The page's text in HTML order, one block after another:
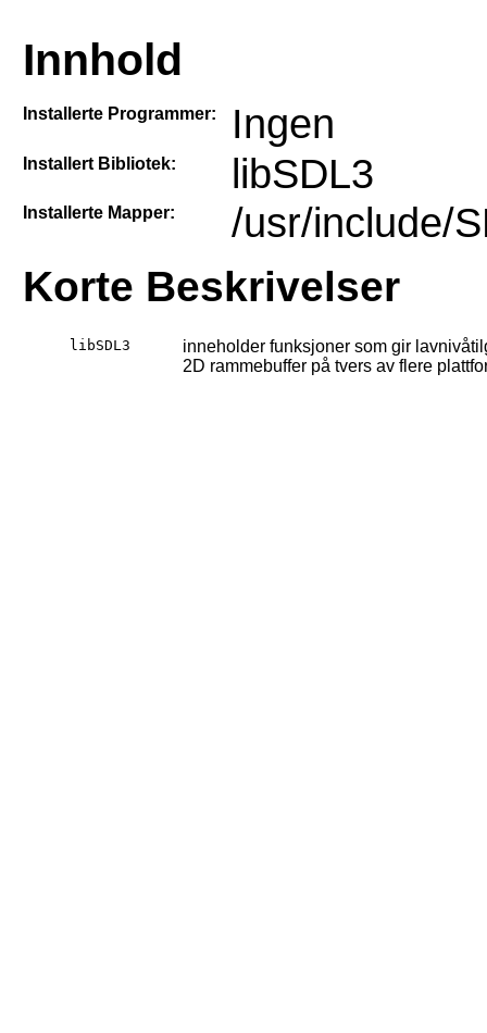
Innhold
Installerte Programmer: Ingen
Installert Bibliotek: libSDL3
Installerte Mapper: /usr/include/
Korte Beskrivelser
libSDL3
inneholder funksjoner som gir
2D rammebuffer på tvers av flere